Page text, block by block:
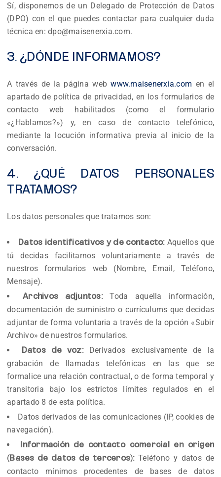
Sí, disponemos de un Delegado de Protección de Datos
(DPO) con el que puedes contactar para cualquier duda
técnica en: dpo@maisenerxia.com.
3. ¿DÓNDE INFORMAMOS?
A través de la página webwww.maisenerxia.com en el
apartado de política de privacidad, en los formularios de
contacto web habilitados (como el formulario
«¿Hablamos?») y, en caso de contacto telefónico,
mediante la locución informativa previa al inicio de la
conversación.
4. ¿QUÉ DATOS PERSONALES
TRATAMOS?
Los datos personales que tratamos son:
Datos identificativos y de contacto:Aquellos que
tú decidas facilitarnos voluntariamente a través de
nuestros formularios web (Nombre, Email, Teléfono,
Mensaje).
Archivos adjuntos:Toda aquella información,
documentación de suministro o currículums que decidas
adjuntar de forma voluntaria a través de la opción «Subir
Archivo» de nuestros formularios.
Datos de voz:Derivados exclusivamente de la
grabación de llamadas telefónicas en las que se
formalice una relación contractual, o de forma temporal y
transitoria bajo los estrictos límites regulados en el
apartado 8 de esta política.
Datos derivados de las comunicaciones (IP, cookies de
navegación).
Información de contacto comercial en origen
(Bases de datos de terceros):Teléfono y datos de
contacto mínimos procedentes de bases de datos